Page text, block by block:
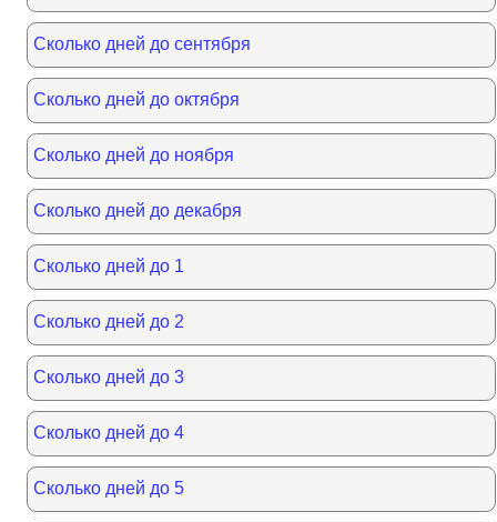
Сколько дней до сентября
Сколько дней до октября
Сколько дней до ноября
Сколько дней до декабря
Сколько дней до 1
Сколько дней до 2
Сколько дней до 3
Сколько дней до 4
Сколько дней до 5